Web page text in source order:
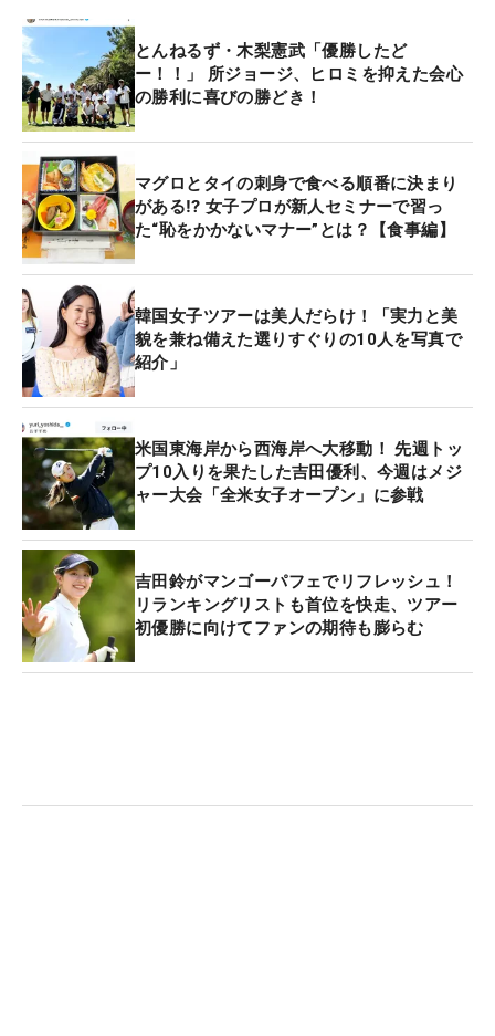
とんねるず・木梨憲武「優勝したど
ー！！」 所ジョージ、ヒロミを抑えた会心
の勝利に喜びの勝どき！
マグロとタイの刺身で食べる順番に決まり
がある⁉ 女子プロが新人セミナーで習っ
た“恥をかかないマナー”とは？【食事編】
韓国女子ツアーは美人だらけ！「実力と美
貌を兼ね備えた選りすぐりの10人を写真で
紹介」
米国東海岸から西海岸へ大移動！ 先週トッ
プ10入りを果たした吉田優利、今週はメジ
ャー大会「全米女子オープン」に参戦
吉田鈴がマンゴーパフェでリフレッシュ！
リランキングリストも首位を快走、ツアー
初優勝に向けてファンの期待も膨らむ